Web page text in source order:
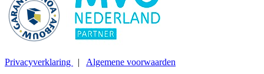
Privacyverklaring | Algemene voorwaarden